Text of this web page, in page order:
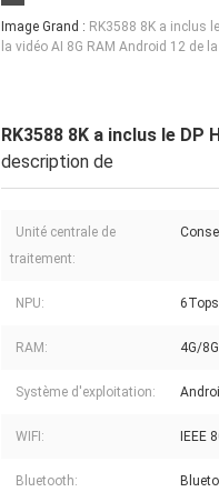
Image Grand : RK3588 8K a inclus
la vidéo AI 8G RAM Android 12 de
RK3588 8K a inclus le DP
description de
Unité centrale de
traitement:
NPU:
RAM: 4G/
Système d'exploitation:
WIFI: IEEE
Bluetooth: